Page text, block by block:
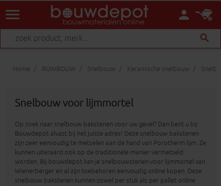
person
menu
search
Home RUWBOUW Snelbouw Keramische snelbouw
Snelbouw voor lijmmortel
Op zoek naar snelbouw bakstenen voor uw gevel? Dan bent u bij
Bouwdepot alvast bij het juiste adres! Deze snelbouw bakstenen
zijn zeer eenvoudig te metselen aan de hand van Porotherm lijm. Ze
kunnen uiteraard ook op de traditionele manier vermetseld
worden. Bij bouwdepot kan je snelbouwstenen voor lijmmortel van
Wienerberger en al zijn toebehoren eenvoudig online kopen. Deze
snelbouw bakstenen kunnen zowel per stuk als per pallet online